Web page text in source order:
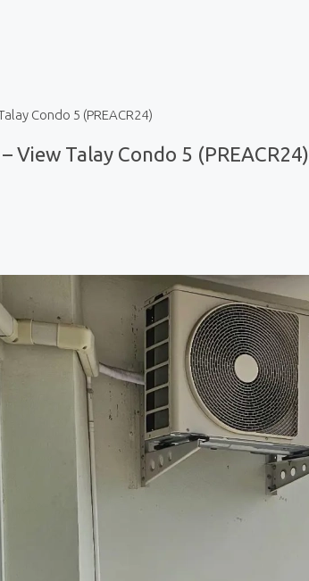
Condo 5 (PREACR24)
View Talay Condo 5 (PREACR24)